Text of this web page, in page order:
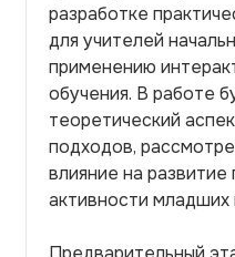
разработке
для учителей
применению
обучения. В работе
теоретический
подходов,
влияние на развитие
активности младших